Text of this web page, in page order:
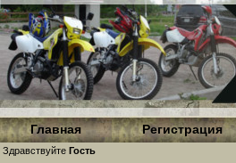
Главная Регистрация
Здравствуйте Гость